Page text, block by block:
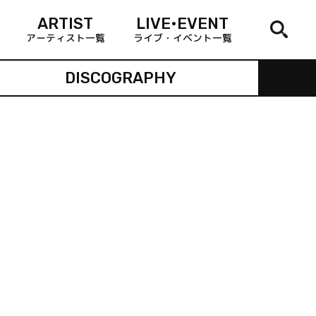
ARTIST
アーティスト一覧
LIVE•EVENT
ライブ・イベント一覧
DISCOGRAPHY